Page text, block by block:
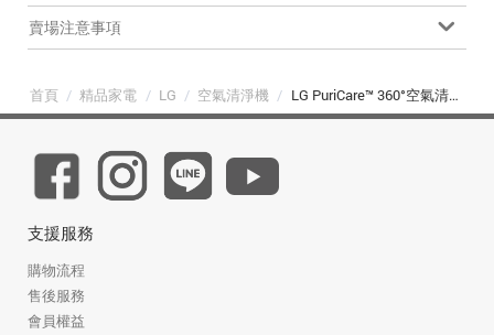
賣場注意事項
首頁 / 精品家電 / LG / 空氣清淨機 / LG PuriCare™ 360°空氣清淨機 - 寵物功能增加版二代-旗艦款/建議適用32坪 (雙層) (AS111NGY1)
支援服務
購物流程
售後服務
會員權益